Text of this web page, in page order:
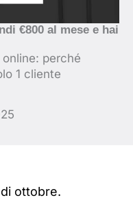
€800 al mese e hai
perché
1 cliente
ottobre.